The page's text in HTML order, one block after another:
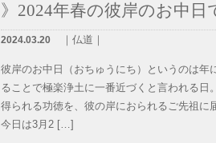
》2024年春の彼岸のお中日
2024.03.20 ｜仏道｜
彼岸のお中日（おちゅうにち）というのは年
ることで極楽浄土に一番近づくと言われる日
得られる功徳を、彼の岸におられるご先祖に
今日は3月2 […]